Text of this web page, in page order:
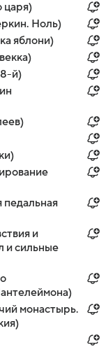
царя)
Ноль)
яблони)
й)
и
и сильные
монастырь.